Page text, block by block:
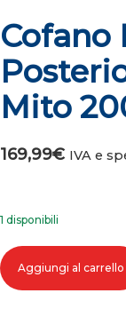
Cofano
Mito
169,99€ IVA e
1 disponibili
Cofano portellone
Aggiungi al carrello